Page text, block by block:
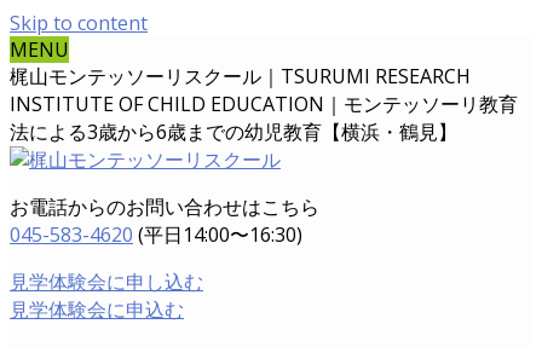
Skip to content
MENU
梶山モンテッソーリスクール｜TSURUMI RESEARCH
INSTITUTE OF CHILD EDUCATION｜ モンテッソーリ教育
法による3歳から6歳までの幼児教育【横浜・鶴見】
お電話からのお問い合わせはこちら
045-583-4620 (平日14:00〜16:30)
見学体験会に申し込む
見学体験会に申込む